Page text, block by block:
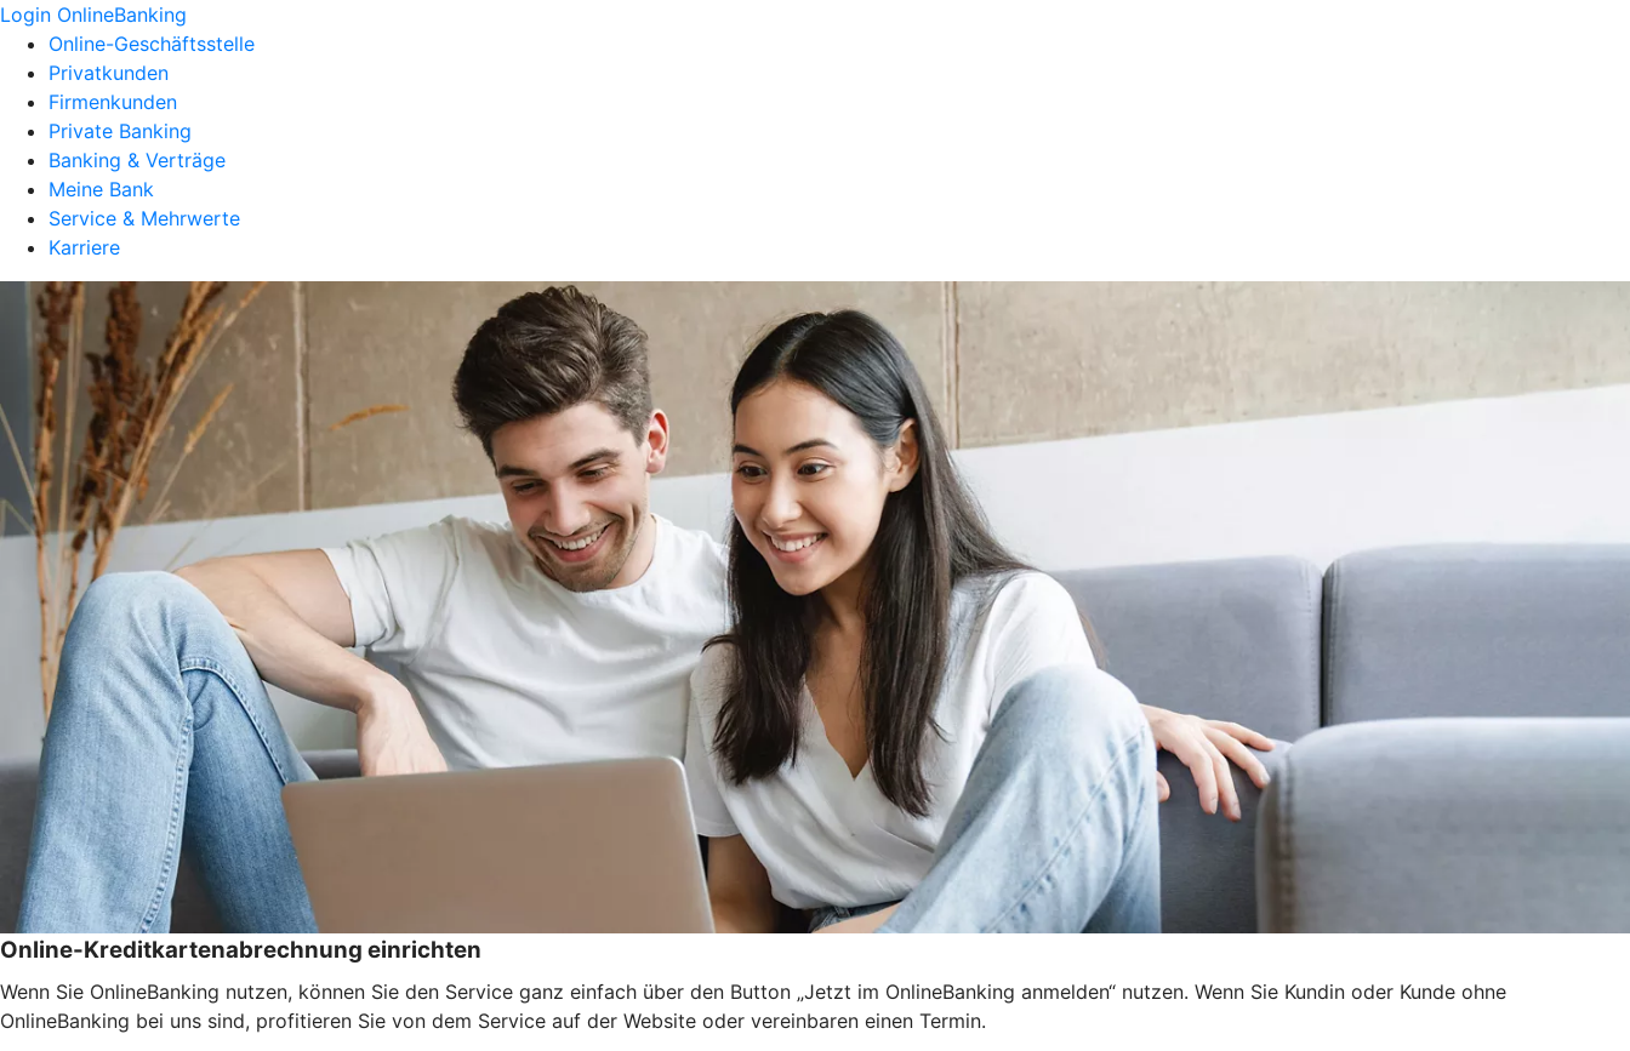
Login OnlineBanking
Online-Geschäftsstelle
Privatkunden
Firmenkunden
Private Banking
Banking & Verträge
Meine Bank
Service & Mehrwerte
Karriere
Online-Kreditkartenabrechnung einrichten
Wenn Sie OnlineBanking nutzen, können Sie den Service ganz einfach über den Button „Jetzt im OnlineBanking anmelden“ nutzen. Wenn Sie Kundin oder Kunde ohne
OnlineBanking bei uns sind, profitieren Sie von dem Service auf der Website oder vereinbaren einen Termin.